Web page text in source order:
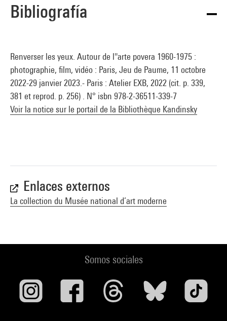
Bibliografía
Renverser les yeux. Autour de l''arte povera 1960-1975 :
photographie, film, vidéo : Paris, Jeu de Paume, 11 octobre
2022-29 janvier 2023.- Paris : Atelier EXB, 2022 (cit. p. 339,
381 et reprod. p. 256) . N° isbn 978-2-36511-339-7
Voir la notice sur le portail de la Bibliothèque Kandinsky
Enlaces externos
La collection du Musée national d’art moderne
Somos sociales